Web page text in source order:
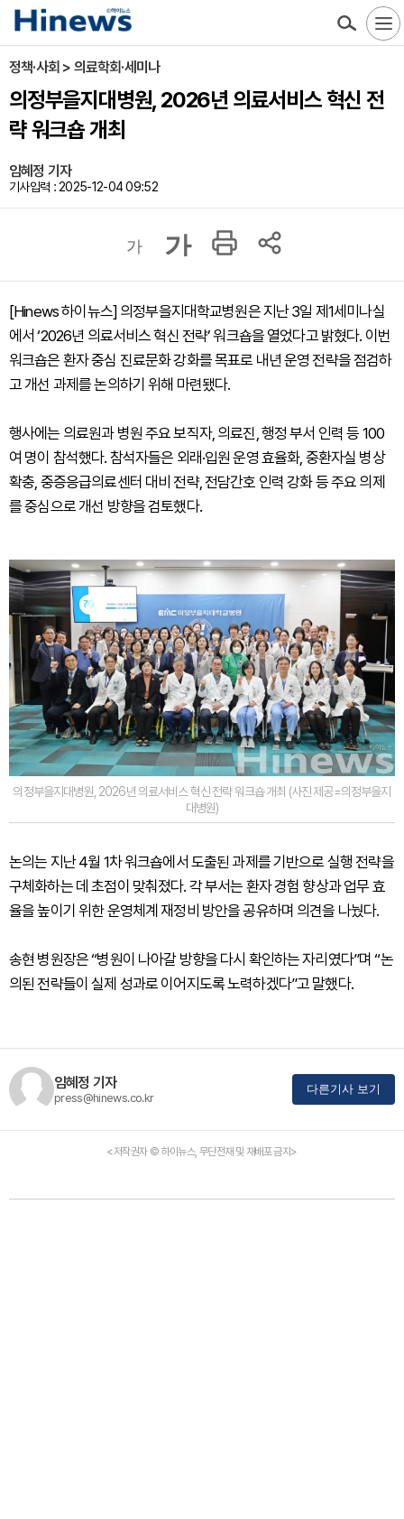
정책·사회 > 의료학회·세미나
의정부을지대병원, 2026년 의료서비스 혁신 전
략 워크숍 개최
임혜정 기자
기사입력 : 2025-12-04 09:52
가 가
[Hinews 하이뉴스] 의정부을지대학교병원은 지난 3일 제1세미나실
에서 ‘2026년 의료서비스 혁신 전략’ 워크숍을 열었다고 밝혔다. 이번
워크숍은 환자 중심 진료문화 강화를 목표로 내년 운영 전략을 점검하
고 개선 과제를 논의하기 위해 마련됐다.
행사에는 의료원과 병원 주요 보직자, 의료진, 행정 부서 인력 등 100
여 명이 참석했다. 참석자들은 외래·입원 운영 효율화, 중환자실 병상
확충, 중증응급의료센터 대비 전략, 전담간호 인력 강화 등 주요 의제
를 중심으로 개선 방향을 검토했다.
의정부을지대병원, 2026년 의료서비스 혁신 전략 워크숍 개최 (사진 제공=의정부을지
대병원)
논의는 지난 4월 1차 워크숍에서 도출된 과제를 기반으로 실행 전략을
구체화하는 데 초점이 맞춰졌다. 각 부서는 환자 경험 향상과 업무 효
율을 높이기 위한 운영체계 재정비 방안을 공유하며 의견을 나눴다.
송현 병원장은 “병원이 나아갈 방향을 다시 확인하는 자리였다”며 “논
의된 전략들이 실제 성과로 이어지도록 노력하겠다”고 말했다.
임혜정 기자
press@hinews.co.kr
다른기사 보기
<저작권자 © 하이뉴스, 무단전재 및 재배포 금지>